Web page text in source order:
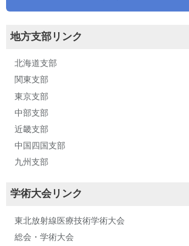
地方支部リンク
北海道支部
関東支部
東京支部
中部支部
近畿支部
中国四国支部
九州支部
学術大会リンク
東北放射線医療技術学術大会
総会・学術大会